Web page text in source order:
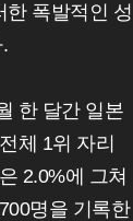
한 폭발적인 성
한 달간 일본
체 1위 자리
2.0%에 그쳐
명을 기록한